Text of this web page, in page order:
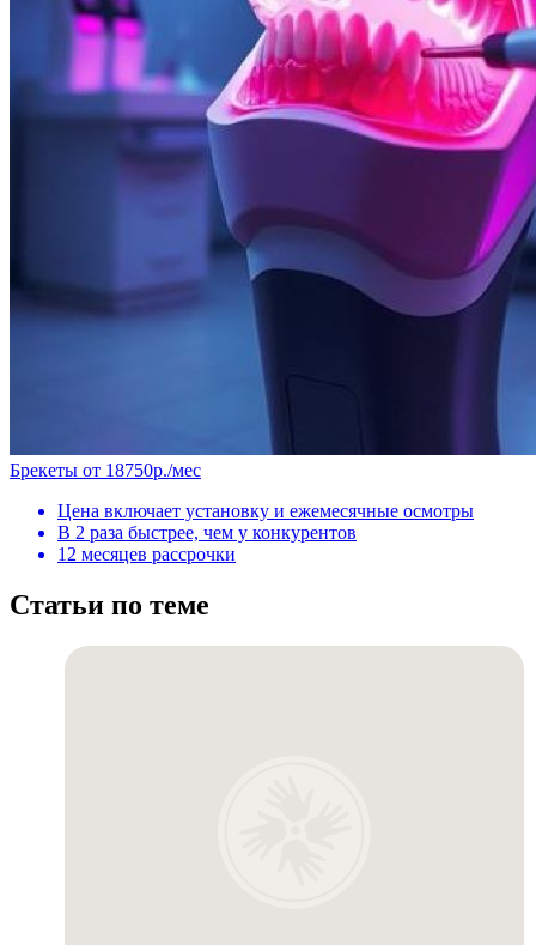
Брекеты от 18750р./мес
Цена включает установку и ежемесячные осмотры
В 2 раза быстрее, чем у конкурентов
12 месяцев рассрочки
Статьи по теме